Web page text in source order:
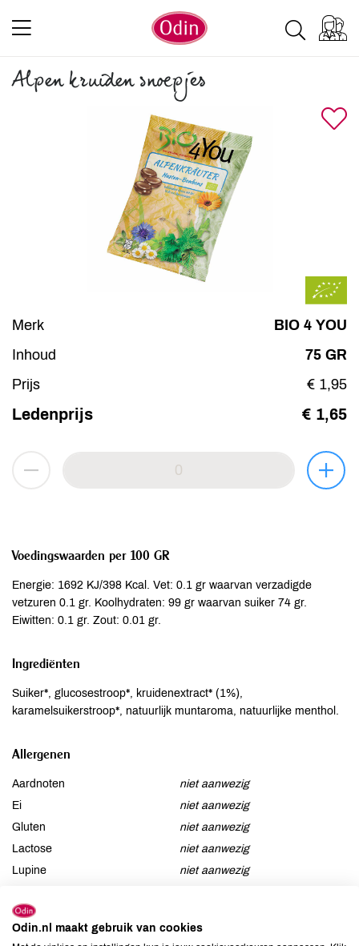
Alpen kruiden snoepjes
Merk
BIO 4 YOU
Inhoud
75 GR
Prijs
€ 1,95
Ledenprijs € 1,65
Voedingswaarden per 100 GR
Energie: 1692 KJ/398 Kcal. Vet: 0.1 gr waarvan verzadigde
vetzuren 0.1 gr. Koolhydraten: 99 gr waarvan suiker 74 gr.
Eiwitten: 0.1 gr. Zout: 0.01 gr.
Ingrediënten
Suiker*, glucosestroop*, kruidenextract* (1%),
karamelsuikerstroop*, natuurlijk muntaroma, natuurlijke menthol.
Allergenen
Aardnoten
niet aanwezig
Ei
niet aanwezig
Gluten
niet aanwezig
Lactose
niet aanwezig
Lupine
niet aanwezig
Noten
Schaaldieren
niet aanwezig
Odin.nl maakt gebruik van cookies